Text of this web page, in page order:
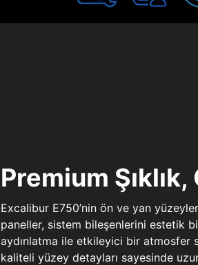
Premium
Excalibur E750’nin ön ve yan
paneller, sistem bileşenlerini estetik
aydınlatma ile etkileyici bir atmosfer
kaliteli yüzey detayları sayesinde